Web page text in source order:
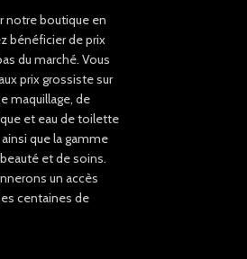
notre boutique en
bénéficier de prix
du marché. Vous
prix grossiste sur
maquillage, de
et eau de toilette
que la gamme
et de soins.
un accès
centaines de